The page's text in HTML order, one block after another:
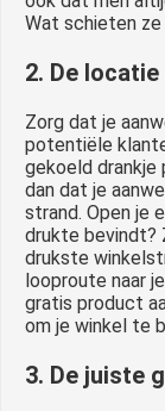
Wat schieten
2. De locatie
Zorg dat je
potentiële
gekoeld drankje
dan dat je
strand. Open je
drukte bevindt?
drukste
looproute naar
gratis product
om je winkel te
3. De juiste